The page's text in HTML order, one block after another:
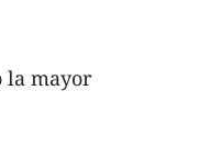
la mayor